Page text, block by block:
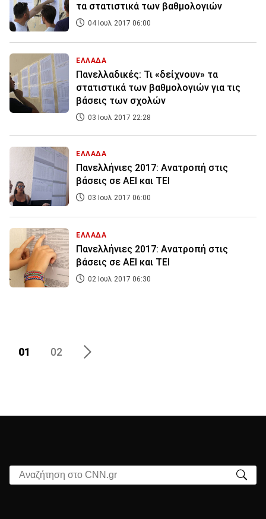
τα στατιστικά των βαθμολογιών
04 Ιουλ 2017 06:00
ΕΛΛΑΔΑ
Πανελλαδικές: Τι «δείχνουν» τα
στατιστικά των βαθμολογιών για τις
βάσεις των σχολών
03 Ιουλ 2017 22:28
ΕΛΛΑΔΑ
Πανελλήνιες 2017: Ανατροπή στις
βάσεις σε ΑΕΙ και ΤΕΙ
03 Ιουλ 2017 06:00
ΕΛΛΑΔΑ
Πανελλήνιες 2017: Ανατροπή στις
βάσεις σε ΑΕΙ και ΤΕΙ
02 Ιουλ 2017 06:30
01 02
Αναζήτηση στο CNN.gr